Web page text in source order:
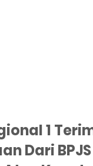
1
Dari BPJS